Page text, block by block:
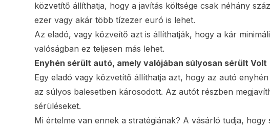
közvetítő állíthatja, hogy a javítás költsége csak néhány
ezer vagy akár több tízezer euró is lehet.
Az eladó, vagy közveítő azt is állíthatják, hogy a kár
valóságban ez teljesen más lehet.
Enyhén sérült autó, amely valójában súlyosan sérült Volt
Egy eladó vagy közvetítő állíthatja azt, hogy az autó
az súlyos balesetben károsodott. Az autót részben
sérüléseket.
Mi értelme van ennek a stratégiának? A vásárló tudja,